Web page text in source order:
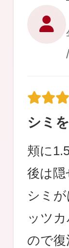
シミ
頬に
後は
シミ
ッツ
ので